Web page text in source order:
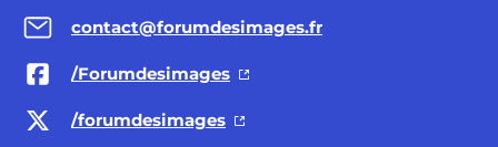
contact@forumdesimages.fr
/Forumdesimages
/forumdesimages